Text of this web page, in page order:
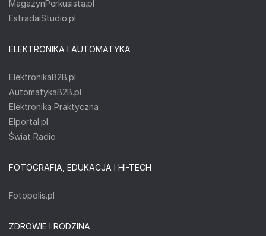
MagazynPerkusista.pl
EstradaiStudio.pl
ELEKTRONIKA I AUTOMATYKA
ElektronikaB2B.pl
AutomatykaB2B.pl
Elektronika Praktyczna
Elportal.pl
Świat Radio
FOTOGRAFIA, EDUKACJA I HI-TECH
Fotopolis.pl
ZDROWIE I RODZINA